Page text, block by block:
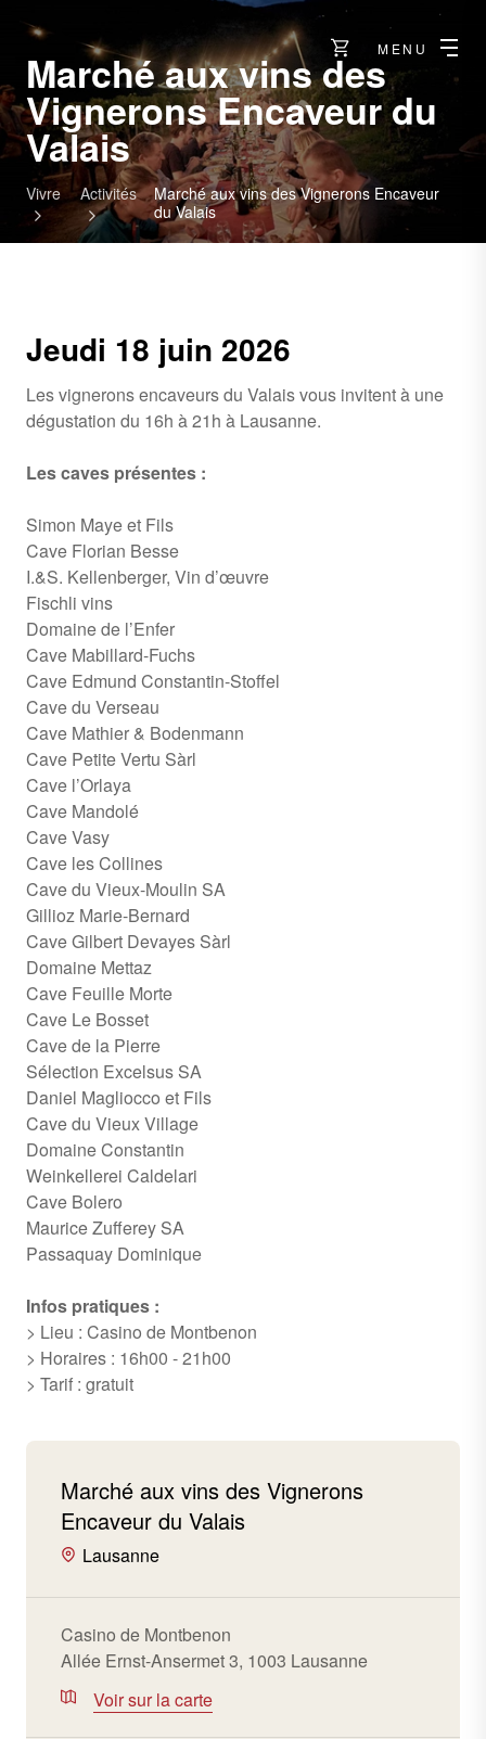
MENU
Marché aux vins des
Vignerons Encaveur du
Valais
Vivre Activités
Marché aux vins des Vignerons Encaveur
du Valais
Jeudi 18 juin 2026
Les vignerons encaveurs du Valais vous invitent à une
dégustation du 16h à 21h à Lausanne.
Les caves présentes :
Simon Maye et Fils
Cave Florian Besse
I.&S. Kellenberger, Vin d’œuvre
Fischli vins
Domaine de l’Enfer
Cave Mabillard-Fuchs
Cave Edmund Constantin-Stoffel
Cave du Verseau
Cave Mathier & Bodenmann
Cave Petite Vertu Sàrl
Cave l’Orlaya
Cave Mandolé
Cave Vasy
Cave les Collines
Cave du Vieux-Moulin SA
Gillioz Marie-Bernard
Cave Gilbert Devayes Sàrl
Domaine Mettaz
Cave Feuille Morte
Cave Le Bosset
Cave de la Pierre
Sélection Excelsus SA
Daniel Magliocco et Fils
Cave du Vieux Village
Domaine Constantin
Weinkellerei Caldelari
Cave Bolero
Maurice Zufferey SA
Passaquay Dominique
Infos pratiques :
> Lieu : Casino de Montbenon
> Horaires : 16h00 - 21h00
> Tarif : gratuit
Marché aux vins des Vignerons
Encaveur du Valais
Lausanne
Casino de Montbenon
Allée Ernst-Ansermet 3, 1003 Lausanne
Voir sur la carte